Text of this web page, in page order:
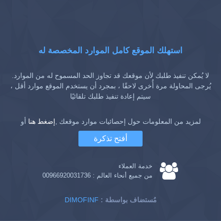
استهلك الموقع كامل الموارد المخصصة له
لا يُمكن تنفيذ طلبك لأن موقعك قد تجاوز الحد المسموح له من الموارد.
يُرجى المحاولة مرة أُخرى لاحقًا ، بمجرد أن يستخدم الموقع موارد أقل ،
سيتم إعادة تنفيذ طلبك تلقائيًا
لمزيد من المعلومات حول إحصائيات موارد موقعك ,إضغط هنا أو
أفتح تذكرة
خدمة العملاء
من جميع أنحاء العالم : 00966920031736
DIMOFINF : مُستضاف بواسطة